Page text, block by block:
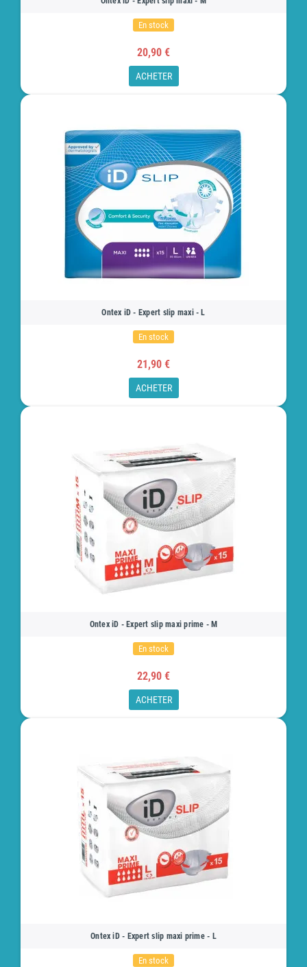
En stock
20,90 €
ACHETER
Ontex iD - Expert slip maxi - L
En stock
21,90 €
ACHETER
Ontex iD - Expert slip maxi prime - M
En stock
22,90 €
ACHETER
Ontex iD - Expert slip maxi prime - L
En stock